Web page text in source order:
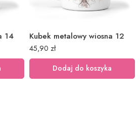
14 Kubek metalowy wiosna 12
45,90 zł
Dodaj do koszyka